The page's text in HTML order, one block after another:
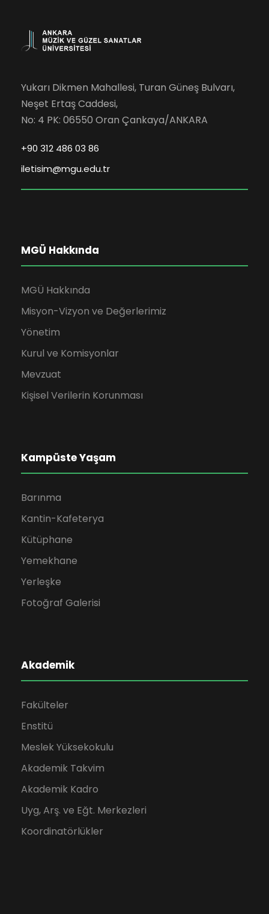
Yukarı Dikmen Mahallesi, Turan Güneş Bulvarı,
Neşet Ertaş Caddesi,
No: 4 PK: 06550 Oran Çankaya/ANKARA
+90 312 486 03 86
iletisim@mgu.edu.tr
MGÜ Hakkında
MGÜ Hakkında
Misyon-Vizyon ve Değerlerimiz
Yönetim
Kurul ve Komisyonlar
Mevzuat
Kişisel Verilerin Korunması
Kampüste Yaşam
Barınma
Kantin-Kafeterya
Kütüphane
Yemekhane
Yerleşke
Fotoğraf Galerisi
Akademik
Fakülteler
Enstitü
Meslek Yüksekokulu
Akademik Takvim
Akademik Kadro
Uyg, Arş. ve Eğt. Merkezleri
Koordinatörlükler